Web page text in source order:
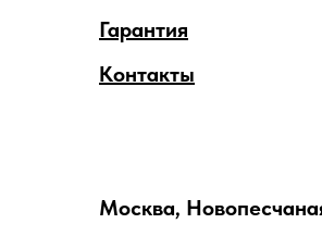
Гарантия
Контакты
Москва,